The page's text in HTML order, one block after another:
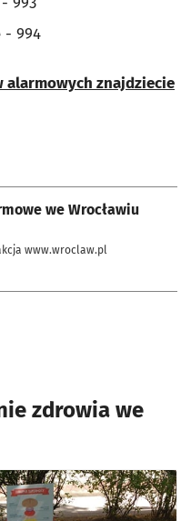
- 994
alarmowych znajdziecie
we Wrocławiu
www.wroclaw.pl
zdrowia we